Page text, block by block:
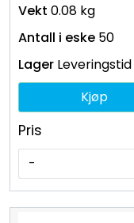
0.08 kg
50
Pris
-
Kjøp